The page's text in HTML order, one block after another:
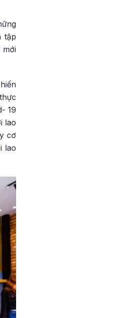
tập
mới
19
lao
cơ
lao